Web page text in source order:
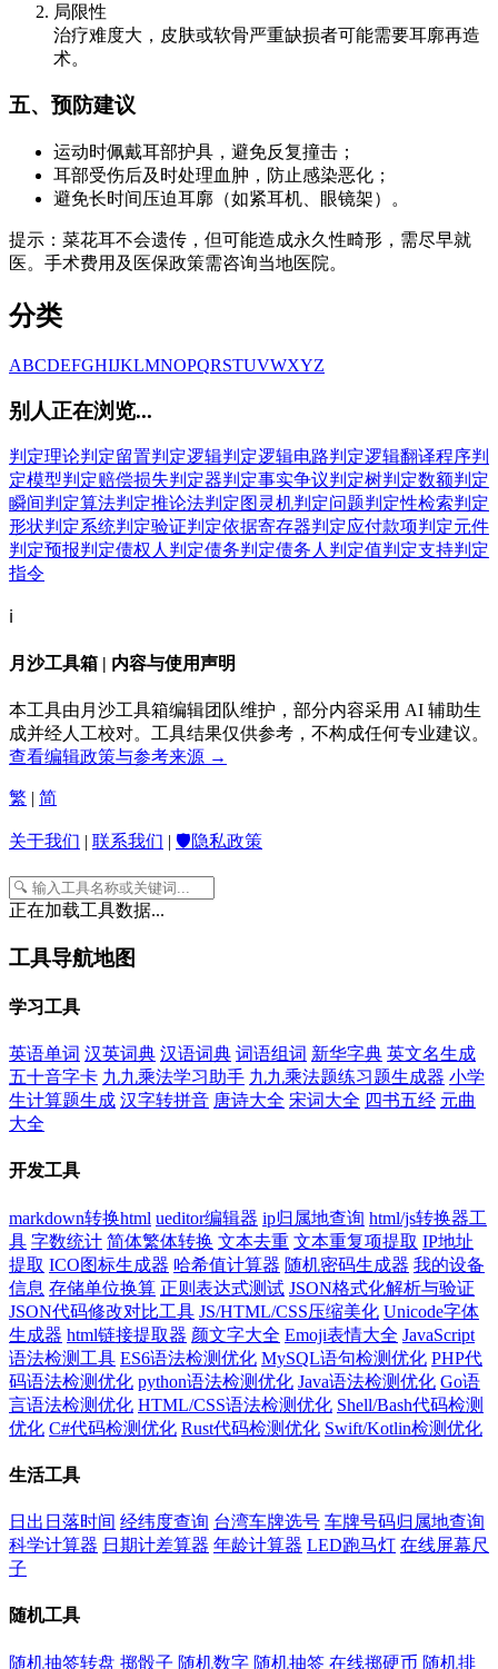
局限性
治疗难度大，皮肤或软骨严重缺损者可能需要耳廓再造
术。
五、预防建议
运动时佩戴耳部护具，避免反复撞击；
耳部受伤后及时处理血肿，防止感染恶化；
避免长时间压迫耳廓（如紧耳机、眼镜架）。
提示：菜花耳不会遗传，但可能造成永久性畸形，需尽早就
医。手术费用及医保政策需咨询当地医院。
分类
ABCDEFGHIJKLMNOPQRSTUVWXYZ
别人正在浏览...
判定理论判定留置判定逻辑判定逻辑电路判定逻辑翻译程序判
定模型判定赔偿损失判定器判定事实争议判定树判定数额判定
瞬间判定算法判定推论法判定图灵机判定问题判定性检索判定
形状判定系统判定验证判定依据寄存器判定应付款项判定元件
判定预报判定债权人 判定债务判定债务人 判定值判定支持判定
指令
ℹ️
月沙工具箱 | 内容与使用声明
本工具由月沙工具箱编辑团队维护，部分内容采用 AI 辅助生
成并经人工校对。工具结果仅供参考，不构成任何专业建议。
查看编辑政策与参考来源 →
繁 | 简
关于我们 | 联系我们 | 🛡️隐私政策
正在加载工具数据...
工具导航地图
学习工具
英语单词 汉英词典 汉语词典 词语组词 新华字典 英文名生成
五十音字卡 九九乘法学习助手 九九乘法题练习题生成器 小学
生计算题生成 汉字转拼音 唐诗大全 宋词大全 四书五经 元曲
大全
开发工具
markdown转换html ueditor编辑器 ip归属地查询 html/js转换器工
具 字数统计 简体繁体转换 文本去重 文本重复项提取 IP地址
提取 ICO图标生成器 哈希值计算器 随机密码生成器 我的设备
信息 存储单位换算 正则表达式测试 JSON格式化解析与验证
JSON代码修改对比工具 JS/HTML/CSS压缩美化 Unicode字体
生成器 html链接提取器 颜文字大全 Emoji表情大全 JavaScript
语法检测工具 ES6语法检测优化 MySQL语句检测优化 PHP代
码语法检测优化 python语法检测优化 Java语法检测优化 Go语
言语法检测优化 HTML/CSS语法检测优化 Shell/Bash代码检测
优化 C#代码检测优化 Rust代码检测优化 Swift/Kotlin检测优化
生活工具
日出日落时间 经纬度查询 台湾车牌选号 车牌号码归属地查询
科学计算器 日期计差算器 年龄计算器 LED跑马灯 在线屏幕尺
子
随机工具
随机抽签转盘 掷骰子 随机数字 随机抽签 在线掷硬币 随机排